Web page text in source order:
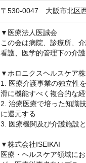
〒530-0047　大阪市北区
▼医療法人医誠会
この会は病院、診療所、
看護、医学的管理下の介
▼ホロニクスヘルスケア
1. 医療介護事業の独立性
滑に機能すべく複合的な
2. 治療医療で培った知識
に還元する
3. 医療機関及び介護施設
▼株式会社ISEIKAI
医療・ヘルスケア領域に